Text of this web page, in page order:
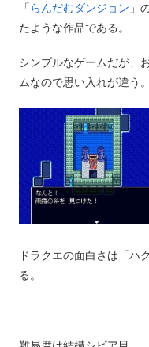
「 らんだむダンジョン 」
たような作品である。
シンプルなゲームだが、
ムなので思い入れが違う。
ドラクエの面白さは「ハ
る。